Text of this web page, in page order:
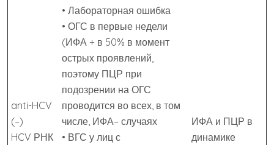
anti-HCV
(–)
HCV РНК
• Лабораторная ошибка
• ОГС в первые недели
(ИФА + в 50% в момент
острых проявлений,
поэтому ПЦР при
подозрении на ОГС
проводится во всех, в том
числе, ИФА– случаях
• ВГС у лиц с
ИФА и ПЦР в
динамике